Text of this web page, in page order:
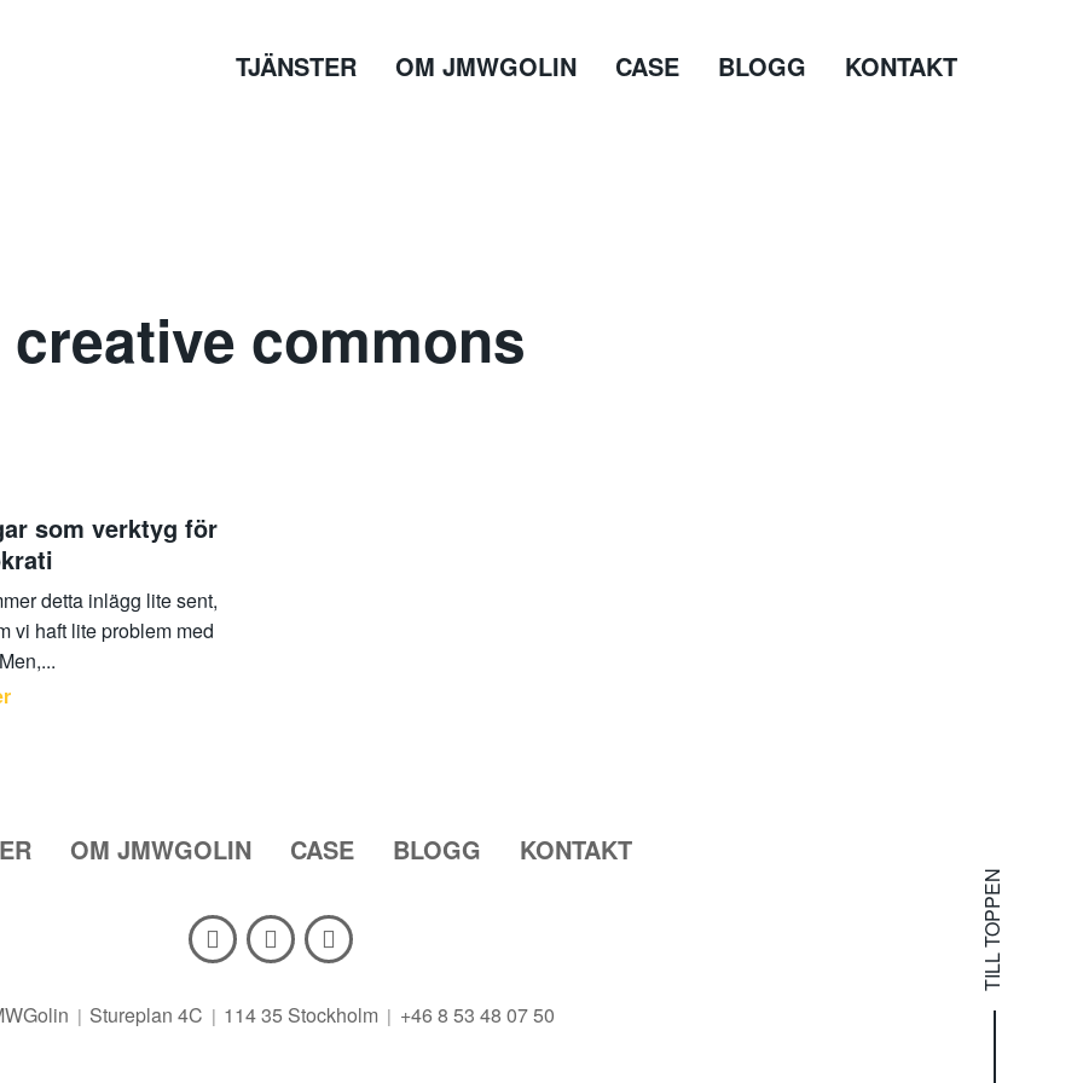
TJÄNSTER OM JMWGOLIN CASE BLOGG KONTAKT
creative commons
som verktyg för
detta inlägg lite sent,
vi haft lite problem med
OM JMWGOLIN CASE BLOGG KONTAKT
Stureplan 4C 114 35 Stockholm +46 8 53 48 07 50
TILL TOPPEN